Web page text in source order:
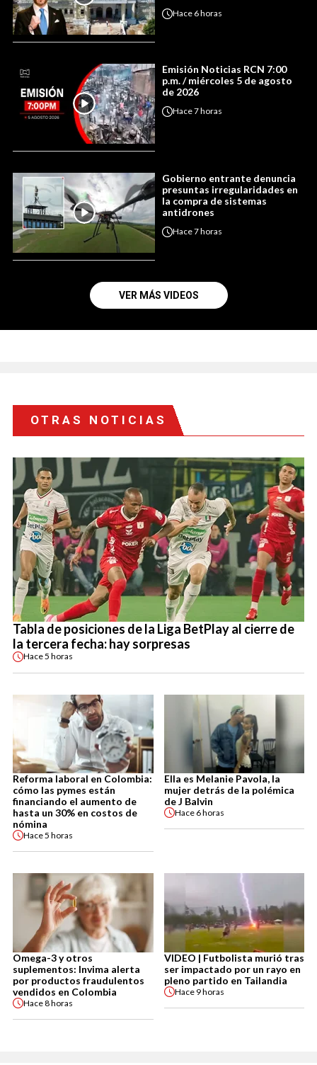
Hace 6 horas
Emisión Noticias RCN 7:00
p.m. / miércoles 5 de agosto
de 2026
Hace7 horas
Gobierno entrante denuncia
presuntas irregularidades en
la compra de sistemas
antidrones
Hace7 horas
VER MÁS VIDEOS
OTRAS NOTICIAS
Tabla de posiciones de la Liga BetPlay al cierre de
la tercera fecha: hay sorpresas
Hace5 horas
Reforma laboral en Colombia:
cómo las pymes están
financiando el aumento de
hasta un 30% en costos de
nómina
Hace5 horas
Ella es Melanie Pavola, la
mujer detrás de la polémica
de J Balvin
Hace 6 horas
Omega-3 y otros
suplementos: Invima alerta
por productos fraudulentos
vendidos en Colombia
Hace8 horas
VIDEO | Futbolista murió tras
ser impactado por un rayo en
pleno partido en Tailandia
Hace 9 horas